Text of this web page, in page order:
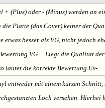
+ (Plus) oder - (Minus) werden an
die Platte (das Cover) keiner der
etwas besser als VG, nicht jedoch
VG+. Liegt die Qualität
lautet die korrekte Bewertung Ex-.
entweder mit einem kurzen
Loch versehen. Hierbei